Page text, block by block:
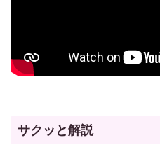
サクッと解説